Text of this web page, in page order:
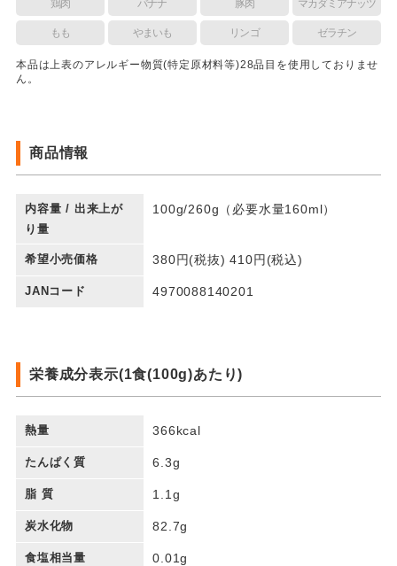
鶏肉 バナナ 豚肉 マカダミアナッツ
もも やまいも リンゴ ゼラチン
本品は上表のアレルギー物質(特定原材料等)28品目を使用しておりませ
ん。
商品情報
内容量 / 出来上が
り量
100g/260g（必要水量160ml）
希望小売価格 380円(税抜) 410円(税込)
JANコード 4970088140201
栄養成分表示(1食(100g)あたり)
熱量 366kcal
たんぱく質 6.3g
脂 質 1.1g
炭水化物 82.7g
食塩相当量 0.01g